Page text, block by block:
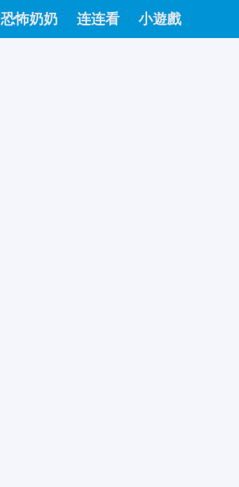
恐怖奶奶 连连看 小遊戲